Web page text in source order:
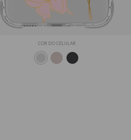
COR DO CELULAR